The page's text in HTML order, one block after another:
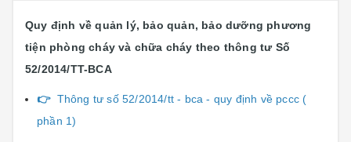
Quy định về quản lý, bảo quản, bảo dưỡng phương
tiện phòng cháy và chữa cháy theo thông tư Số
52/2014/TT-BCA
👉 Thông tư số 52/2014/tt - bca - quy định về pccc (
phần 1)